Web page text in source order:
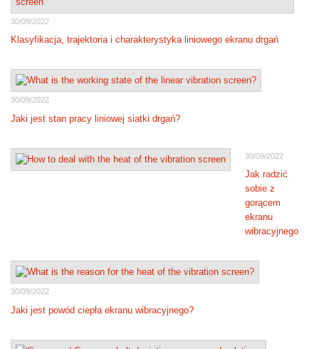
30/09/2022
Klasyfikacja, trajektoria i charakterystyka liniowego ekranu drgań
30/09/2022
Jaki jest stan pracy liniowej siatki drgań?
30/09/2022
Jak radzić
sobie z
gorącem
ekranu
wibracyjnego
30/09/2022
Jaki jest powód ciepła ekranu wibracyjnego?